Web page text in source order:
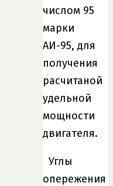
числом 95
марки
АИ-95, для
получения
расчитаной
удельной
мощности
двигателя.
Углы
опережения